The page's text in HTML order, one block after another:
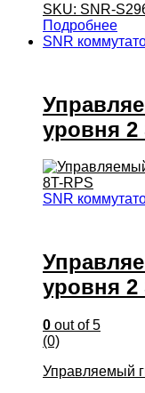
SKU: SNR-
Подробнее
SNR
уровня 2
SNR
уровня 2
0 out of 5
(0)
Управляемый